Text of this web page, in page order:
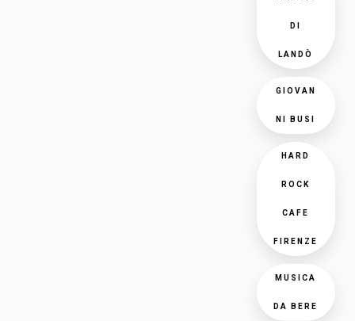
DI
LANDÒ
GIOVAN
NI BUSI
HARD
ROCK
CAFE
FIRENZE
MUSICA
DA BERE